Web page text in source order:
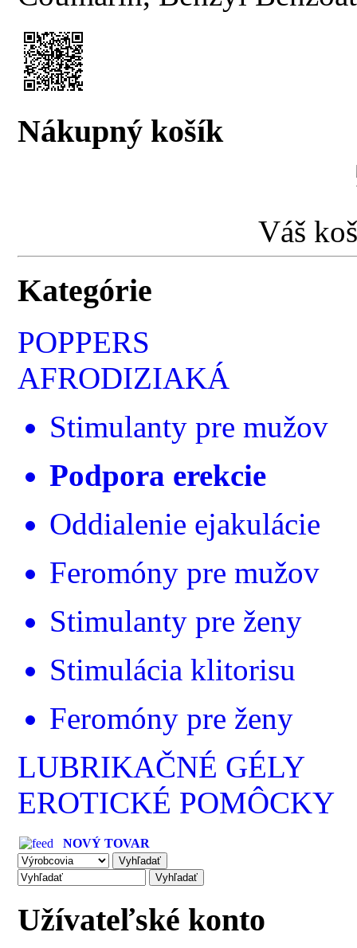
Nákupný košík
Váš
Kategórie
POPPERS
AFRODIZIAKÁ
Stimulanty pre mužov
Podpora erekcie
Oddialenie ejakulácie
Feromóny pre mužov
Stimulanty pre ženy
Stimulácia klitorisu
Feromóny pre ženy
LUBRIKAČNÉ GÉLY
EROTICKÉ POMÔCKY
NOVÝ TOVAR
Užívateľské konto